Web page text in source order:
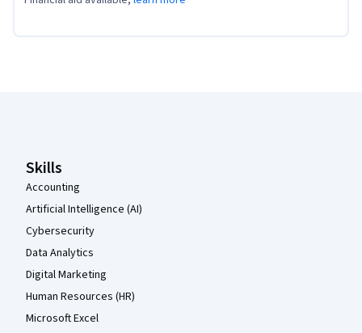
Skills
Accounting
Artificial Intelligence (AI)
Cybersecurity
Data Analytics
Digital Marketing
Human Resources (HR)
Microsoft Excel